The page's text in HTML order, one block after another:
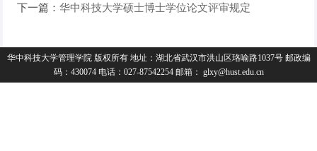
下一篇：华中科技大学硕士博士学位论文评审规定
华中科技大学管理学院 版权所有 地址：湖北省武汉市洪山区珞喻路1037号 邮政编
码：430074 电话：027-87542254 邮箱： glxy@hust.edu.cn